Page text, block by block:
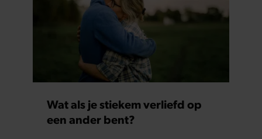
Wat als je stiekem verliefd op
een ander bent?